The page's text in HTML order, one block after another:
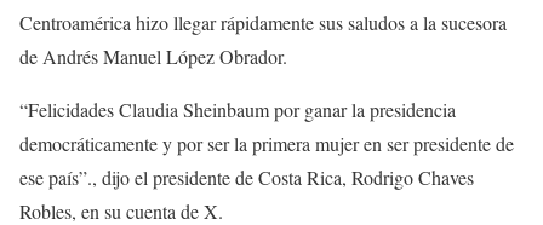
Centroamérica hizo llegar rápidamente sus saludos a la sucesora
de Andrés Manuel López Obrador.
“Felicidades Claudia Sheinbaum por ganar la presidencia
democráticamente y por ser la primera mujer en ser presidente de
ese país”., dijo el presidente de Costa Rica, Rodrigo Chaves
Robles, en su cuenta de X.